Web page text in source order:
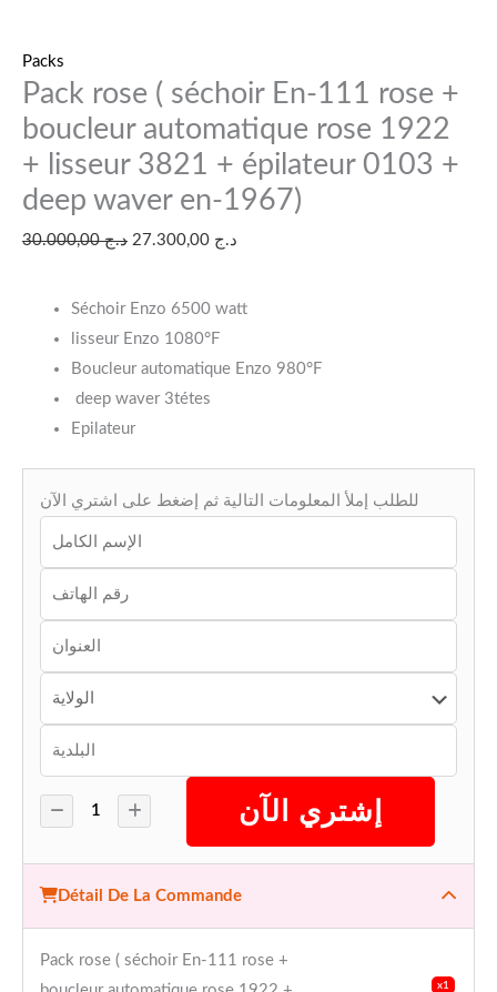
Packs
Pack rose ( séchoir En-111 rose +
boucleur automatique rose 1922
+ lisseur 3821 + épilateur 0103 +
deep waver en-1967)
د.ج30.000,00 د.ج
Séchoir Enzo 6500 watt
lisseur Enzo 1080°F
Boucleur automatique Enzo 980°F
deep waver 3tétes
Epilateur
للطلب إملأ المعلومات التالية ثم إضغط على اشتري الآن
إشتري الآن
Détail De La Commande
Pack rose ( séchoir En-111 rose +
x1